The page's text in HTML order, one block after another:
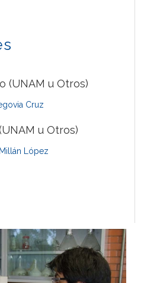
(UNAM u Otros)
Cruz
u Otros)
López